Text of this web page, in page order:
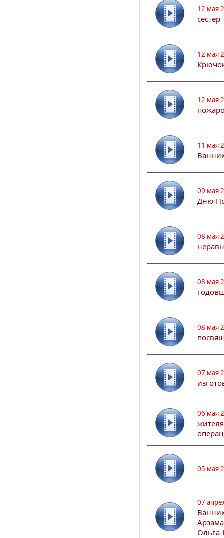
12 мая
сестер
12 мая
12 мая
11 мая
09 мая
Дню
08 мая
08 мая
08 мая
07 мая
06 мая
05 мая
07